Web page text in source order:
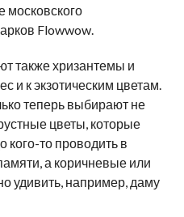
московского
Flowwow.
также хризантемы и
и к экзотическим цветам.
теперь выбирают не
цветы, которые
кого-то проводить в
а коричневые или
удивить, например, даму